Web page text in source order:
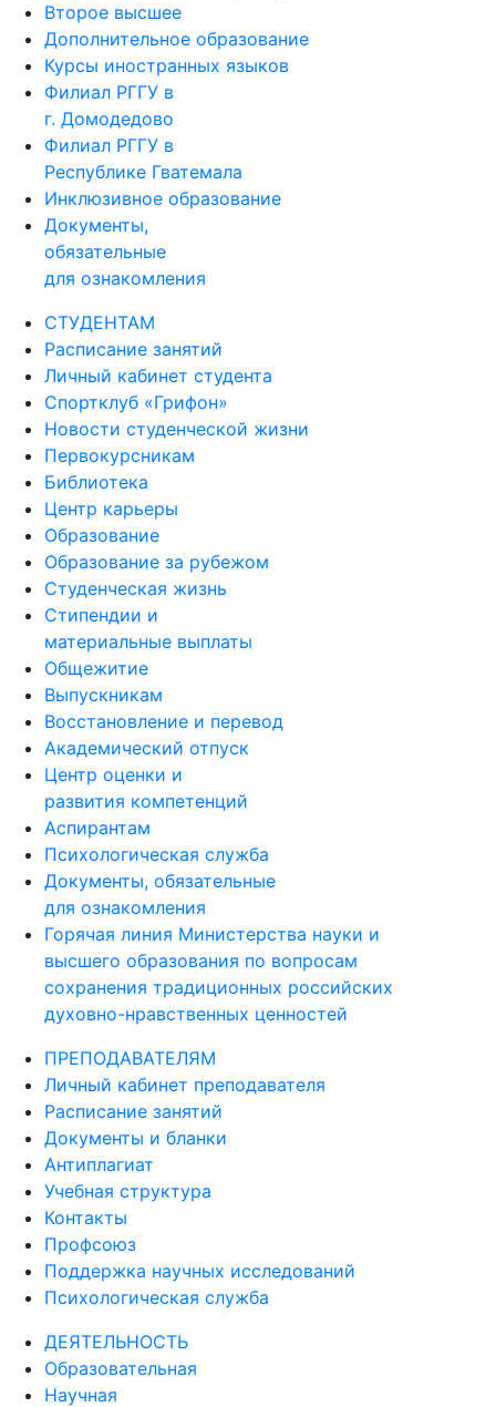
Второе высшее
Дополнительное образование
Курсы иностранных языков
Филиал РГГУ в
г. Домодедово
Филиал РГГУ в
Республике Гватемала
Инклюзивное образование
Документы,
обязательные
для ознакомления
СТУДЕНТАМ
Расписание занятий
Личный кабинет студента
Спортклуб «Грифон»
Новости студенческой жизни
Первокурсникам
Библиотека
Центр карьеры
Образование
Образование за рубежом
Студенческая жизнь
Стипендии и
материальные выплаты
Общежитие
Выпускникам
Восстановление и перевод
Академический отпуск
Центр оценки и
развития компетенций
Аспирантам
Психологическая служба
Документы, обязательные
для ознакомления
Горячая линия Министерства науки и
высшего образования по вопросам
сохранения традиционных российских
духовно-нравственных ценностей
ПРЕПОДАВАТЕЛЯМ
Личный кабинет преподавателя
Расписание занятий
Документы и бланки
Антиплагиат
Учебная структура
Контакты
Профсоюз
Поддержка научных исследований
Психологическая служба
ДЕЯТЕЛЬНОСТЬ
Образовательная
Научная